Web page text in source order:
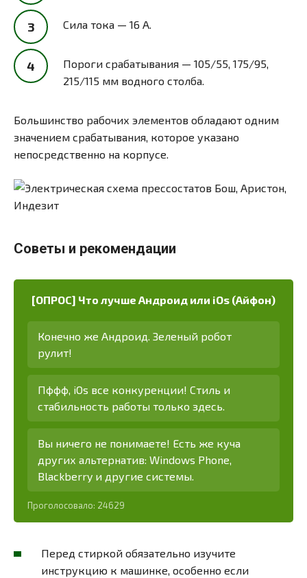
Сила тока — 16 А.
Пороги срабатывания — 105/55, 175/95,
215/115 мм водного столба.
Большинство рабочих элементов обладают одним
значением срабатывания, которое указано
непосредственно на корпусе.
Советы и рекомендации
[ОПРОС] Что лучше Андроид или iOs (Айфон)
Конечно же Андроид. Зеленый робот
рулит!
Пффф, iOs все конкуренции! Стиль и
стабильность работы только здесь.
Вы ничего не понимаете! Есть же куча
других альтернатив: Windows Phone,
Blackberry и другие системы.
Проголосовало: 24629
Перед стиркой обязательно изучите
инструкцию к машинке, особенно если